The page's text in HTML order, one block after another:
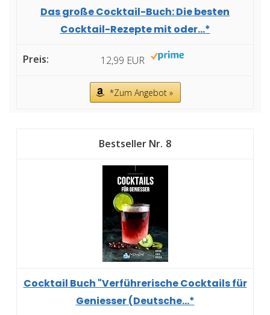
Das große Cocktail-Buch: Die besten
Cocktail-Rezepte mit oder...*
12,99 EUR
*Zum Angebot »
8
Cocktail Buch "Verführerische Cocktails für
Geniesser (Deutsche...*